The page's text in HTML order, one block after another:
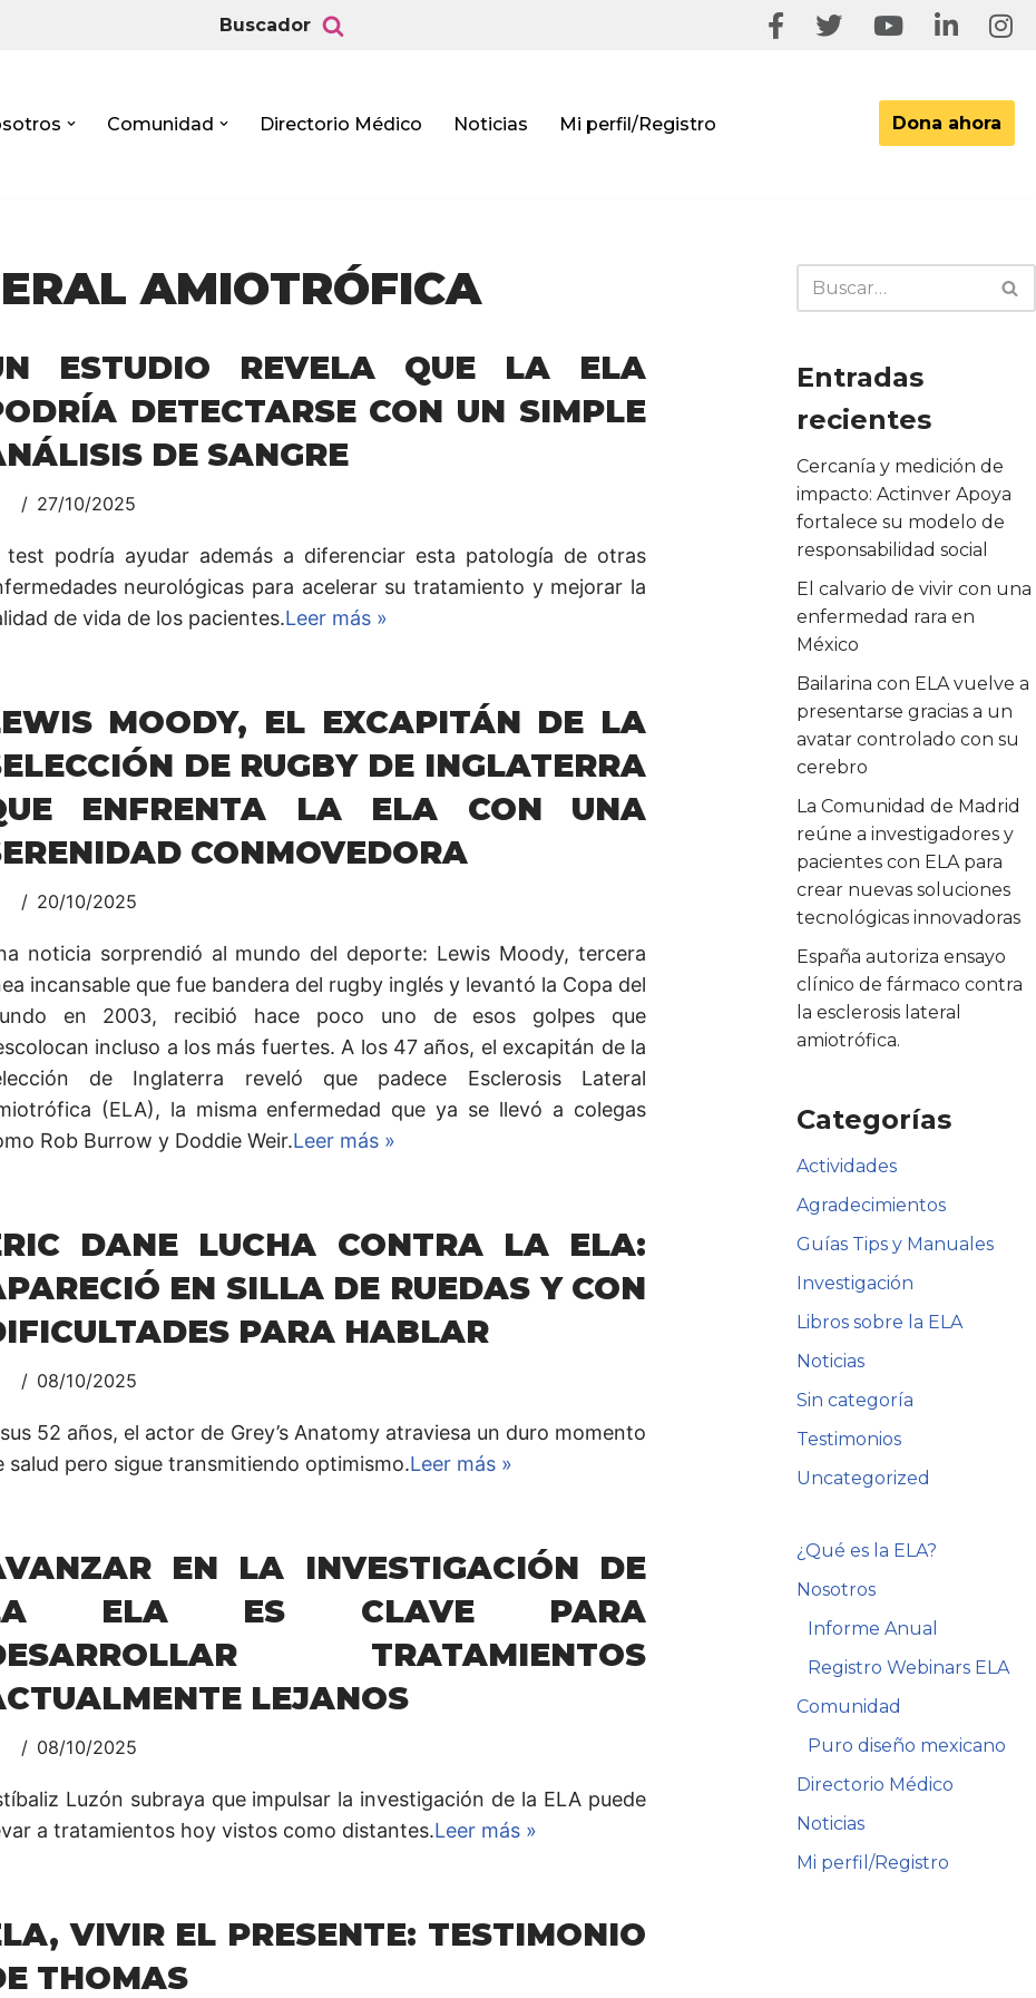
Buscador
Comunidad Directorio Médico Noticias Mi perfil/Registro Dona ahora
AMIOTRÓFICA
ESTUDIO REVELA QUE LA ELA
DETECTARSE CON UN SIMPLE
DE SANGRE
27/10/2025
test podría ayudar además a diferenciar esta patología de otras
neurológicas para acelerar su tratamiento y mejorar la
de vida de los pacientes.Leer más »
MOODY, EL EXCAPITÁN DE LA
DE RUGBY DE INGLATERRA
ENFRENTA LA ELA CON UNA
CONMOVEDORA
20/10/2025
noticia sorprendió al mundo del deporte: Lewis Moody, tercera
incansable que fue bandera del rugby inglés y levantó la Copa del
en 2003, recibió hace poco uno de esos golpes que
incluso a los más fuertes. A los 47 años, el excapitán de la
de Inglaterra reveló que padece Esclerosis Lateral
(ELA), la misma enfermedad que ya se llevó a colegas
Rob Burrow y Doddie Weir.Leer más »
DANE LUCHA CONTRA LA ELA:
EN SILLA DE RUEDAS Y CON
PARA HABLAR
08/10/2025
52 años, el actor de Grey’s Anatomy atraviesa un duro momento
salud pero sigue transmitiendo optimismo.Leer más »
EN LA INVESTIGACIÓN DE
ELA ES CLAVE PARA
TRATAMIENTOS
LEJANOS
08/10/2025
Luzón subraya que impulsar la investigación de la ELA puede
a tratamientos hoy vistos como distantes.Leer más »
VIVIR EL PRESENTE: TESTIMONIO
THOMAS
Entradas
recientes
Cercanía y medición de
impacto: Actinver Apoya
fortalece su modelo de
responsabilidad social
El calvario de vivir con una
enfermedad rara en
México
Bailarina con ELA vuelve a
presentarse gracias a un
avatar controlado con su
cerebro
La Comunidad de Madrid
reúne a investigadores y
pacientes con ELA para
crear nuevas soluciones
tecnológicas innovadoras
España autoriza ensayo
clínico de fármaco contra
la esclerosis lateral
amiotrófica.
Categorías
Actividades
Agradecimientos
Guías Tips y Manuales
Investigación
Libros sobre la ELA
Noticias
Sin categoría
Testimonios
Uncategorized
¿Qué es la ELA?
Nosotros
Informe Anual
Registro Webinars ELA
Comunidad
Puro diseño mexicano
Directorio Médico
Noticias
Mi perfil/Registro